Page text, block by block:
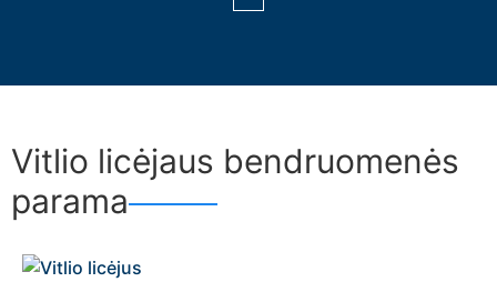
Vitlio licėjaus bendruomenės
parama